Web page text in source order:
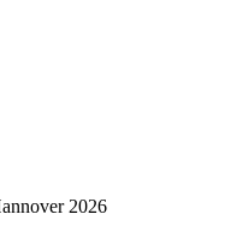
2026